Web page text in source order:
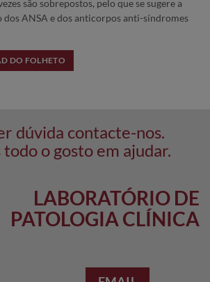
são sobrepostos, pelo que se sugere a
dos ANSA e dos anticorpos anti-síndromes
DO FOLHETO
dúvida contacte-nos.
o gosto em ajudar.
LABORATÓRIO DE
PATOLOGIA CLÍNICA